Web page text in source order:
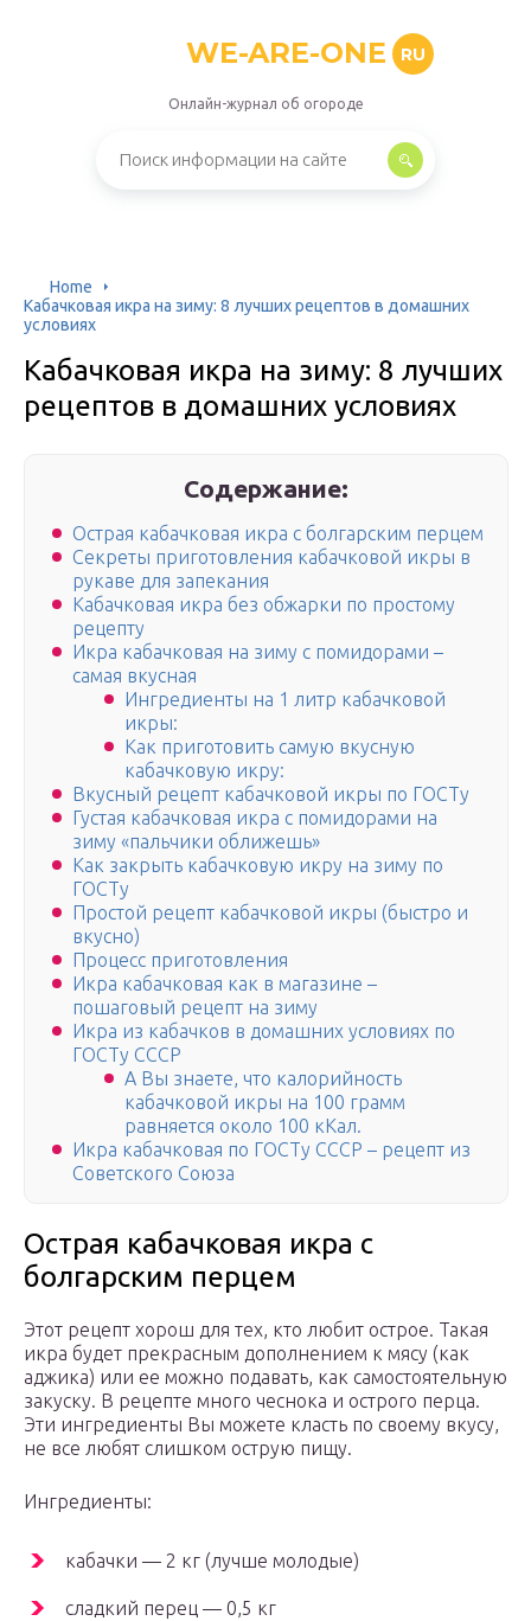
WE-ARE-ONE RU
Онлайн-журнал об огороде
Home
Кабачковая икра на зиму: 8 лучших рецептов в домашних
условиях
Кабачковая икра на зиму: 8 лучших
рецептов в домашних условиях
Содержание:
Острая кабачковая икра с болгарским перцем
Секреты приготовления кабачковой икры в
рукаве для запекания
Кабачковая икра без обжарки по простому
рецепту
Икра кабачковая на зиму с помидорами –
самая вкусная
Ингредиенты на 1 литр кабачковой
икры:
Как приготовить самую вкусную
кабачковую икру:
Вкусный рецепт кабачковой икры по ГОСТу
Густая кабачковая икра с помидорами на
зиму «пальчики оближешь»
Как закрыть кабачковую икру на зиму по
ГОСТу
Простой рецепт кабачковой икры (быстро и
вкусно)
Процесс приготовления
Икра кабачковая как в магазине –
пошаговый рецепт на зиму
Икра из кабачков в домашних условиях по
ГОСТу СССР
А Вы знаете, что калорийность
кабачковой икры на 100 грамм
равняется около 100 кКал.
Икра кабачковая по ГОСТу СССР – рецепт из
Советского Союза
Острая кабачковая икра с
болгарским перцем
Этот рецепт хорош для тех, кто любит острое. Такая
икра будет прекрасным дополнением к мясу (как
аджика) или ее можно подавать, как самостоятельную
закуску. В рецепте много чеснока и острого перца.
Эти ингредиенты Вы можете класть по своему вкусу,
не все любят слишком острую пищу.
Ингредиенты:
кабачки — 2 кг (лучше молодые)
сладкий перец — 0,5 кг